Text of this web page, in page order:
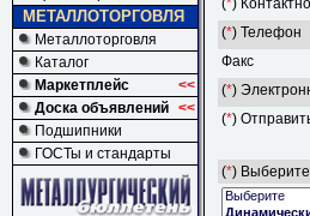
МЕТАЛЛОТОРГОВЛЯ
Металлоторговля
Каталог
Маркетплейс
<<
Доска объявлений <<
Подшипники
ГОСТы и стандарты
(*)
(*) Телефон
Факс
(*)
(*)
(*)